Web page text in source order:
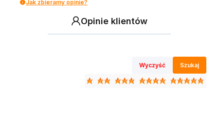
Jak zbieramy opinie?
Opinie klientów
Wyczyść Szukaj